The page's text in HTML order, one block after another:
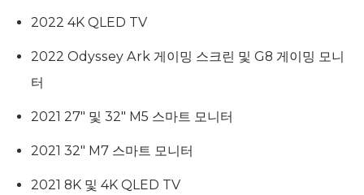
2022 4K QLED TV
2022 Odyssey Ark 게이밍 스크린 및 G8 게이밍 모니
터
2021 27″ 및 32″ M5 스마트 모니터
2021 32″ M7 스마트 모니터
2021 8K 및 4K QLED TV